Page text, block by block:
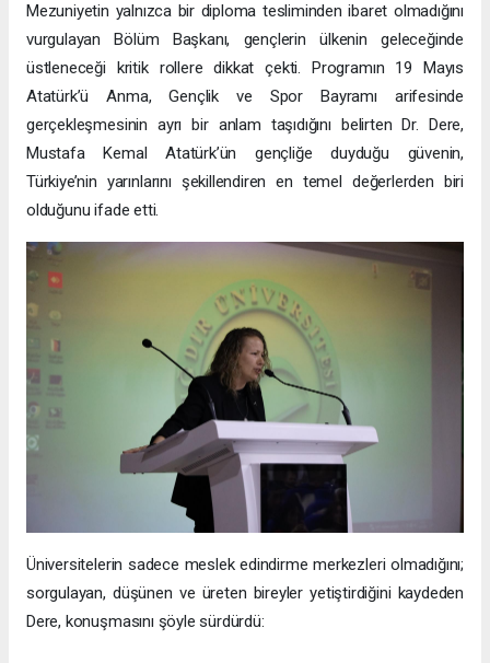
Mezuniyetin yalnızca bir diploma tesliminden ibaret olmadığını
vurgulayan Bölüm Başkanı, gençlerin ülkenin geleceğinde
üstleneceği kritik rollere dikkat çekti. Programın 19 Mayıs
Atatürk’ü Anma, Gençlik ve Spor Bayramı arifesinde
gerçekleşmesinin ayrı bir anlam taşıdığını belirten Dr. Dere,
Mustafa Kemal Atatürk’ün gençliğe duyduğu güvenin,
Türkiye’nin yarınlarını şekillendiren en temel değerlerden biri
olduğunu ifade etti.
Üniversitelerin sadece meslek edindirme merkezleri olmadığını;
sorgulayan, düşünen ve üreten bireyler yetiştirdiğini kaydeden
Dere, konuşmasını şöyle sürdürdü: